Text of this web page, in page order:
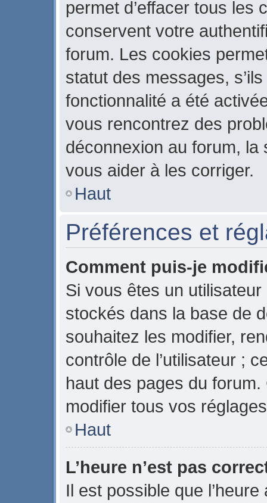
permet d’effacer tous les
conservent votre
forum. Les cookies
statut des messages,
fonctionnalité a été
vous rencontrez des
déconnexion au forum,
vous aider à les corriger.
Haut
Préférences et
Comment puis-je
Si vous êtes un
stockés dans la base de
souhaitez les modifier,
contrôle de l’utilisateur ;
haut des pages du
modifier tous vos
Haut
L’heure n’est pas
Il est possible que